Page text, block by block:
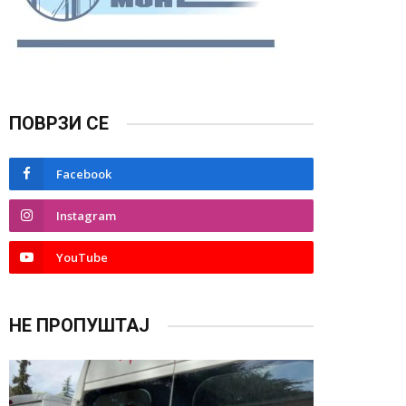
ПОВРЗИ СЕ
Facebook
Instagram
YouTube
НЕ ПРОПУШТАЈ